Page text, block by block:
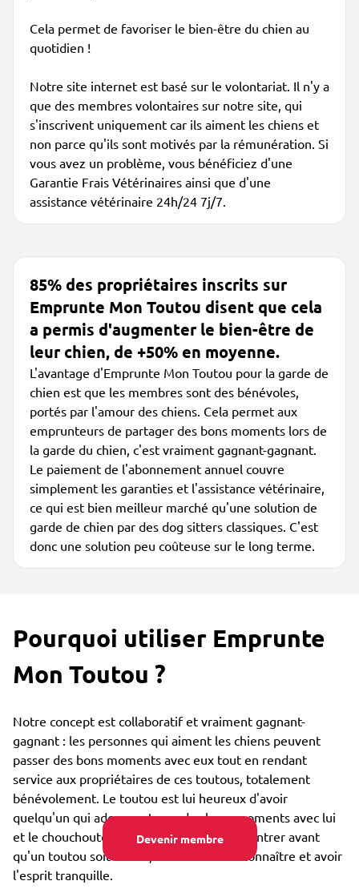
Devenir membre
Cela permet de favoriser le bien-être du chien au
quotidien !
Notre site internet est basé sur le volontariat. Il n'y a
que des membres volontaires sur notre site, qui
s'inscrivent uniquement car ils aiment les chiens et
non parce qu'ils sont motivés par la rémunération. Si
vous avez un problème, vous bénéficiez d'une
Garantie Frais Vétérinaires ainsi que d'une
assistance vétérinaire 24h/24 7j/7.
85% des propriétaires inscrits sur
Emprunte Mon Toutou disent que cela
a permis d'augmenter le bien-être de
leur chien, de +50% en moyenne.
L'avantage d'Emprunte Mon Toutou pour la garde de
chien est que les membres sont des bénévoles,
portés par l'amour des chiens. Cela permet aux
emprunteurs de partager des bons moments lors de
la garde du chien, c'est vraiment gagnant-gagnant.
Le paiement de l'abonnement annuel couvre
simplement les garanties et l'assistance vétérinaire,
ce qui est bien meilleur marché qu'une solution de
garde de chien par des dog sitters classiques. C'est
donc une solution peu coûteuse sur le long terme.
Pourquoi utiliser Emprunte
Mon Toutou ?
Notre concept est collaboratif et vraiment gagnant-
gagnant : les personnes qui aiment les chiens peuvent
passer des bons moments avec eux tout en rendant
service aux propriétaires de ces toutous, totalement
bénévolement. Le toutou est lui heureux d'avoir
quelqu'un qui adore partager des bons moments avec lui
et le chouchouter. Vous pouvez vous rencontrer avant
qu'un toutou soit confié, afin de bien se connaître et avoir
l'esprit tranquille.